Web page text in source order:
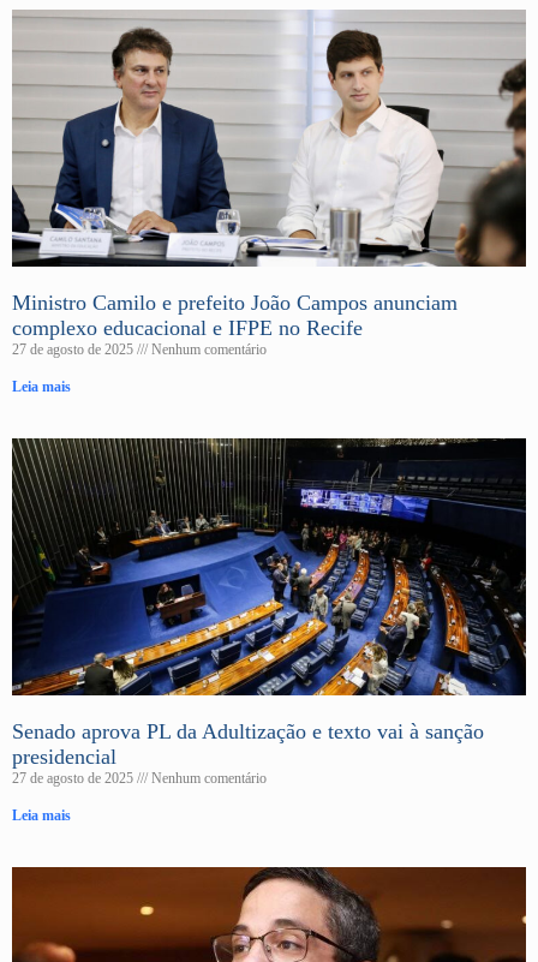
Ministro Camilo e prefeito João Campos anunciam
complexo educacional e IFPE no Recife
27 de agosto de 2025 Nenhum comentário
Leia mais
Senado aprova PL da Adultização e texto vai à sanção
presidencial
27 de agosto de 2025 Nenhum comentário
Leia mais